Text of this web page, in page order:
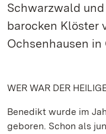
Schwarzwald
barocken Klöster
Ochsenhausen
WER WAR DER
Benedikt wurde im
geboren. Schon als